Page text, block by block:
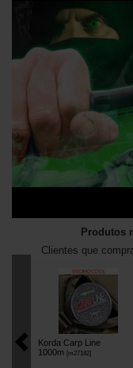
Produtos
Clientes que
Korda Carp Line
1000m [m27182]